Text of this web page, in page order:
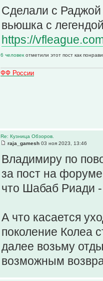
Сделали с
вьюшка с
https://
6 человек отметили этот пост как
ФФ России
Re: Кузница Обзоров.
raja_gamesh 03 ноя 2023, 13:46
Владимиру по
за пост на форуме
что Шабаб Риади -
А что касается
поколение Колеа
далее возьму
возможным